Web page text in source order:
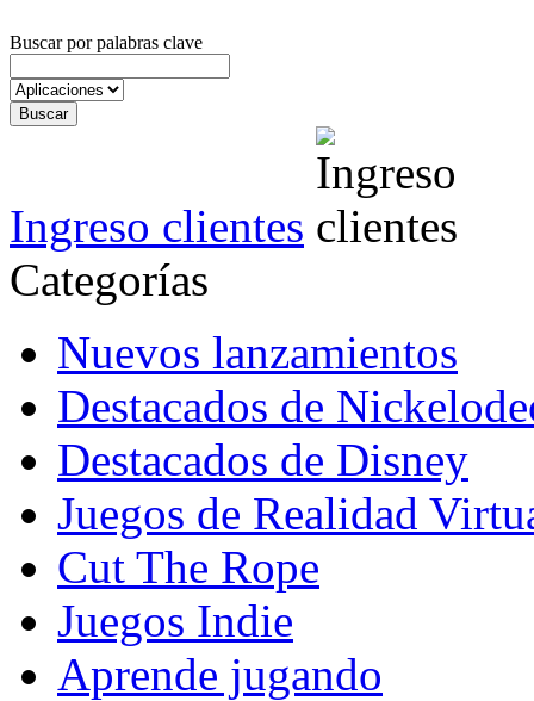
Buscar por palabras clave
Ingreso clientes
Categorías
Nuevos lanzamientos
Destacados de
Destacados de Disney
Juegos de Realidad
Cut The Rope
Juegos Indie
Aprende jugando